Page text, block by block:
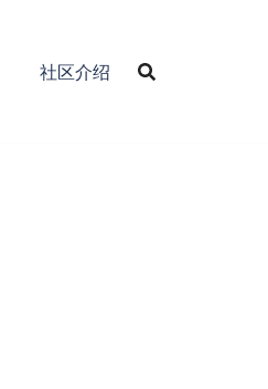
社区介绍